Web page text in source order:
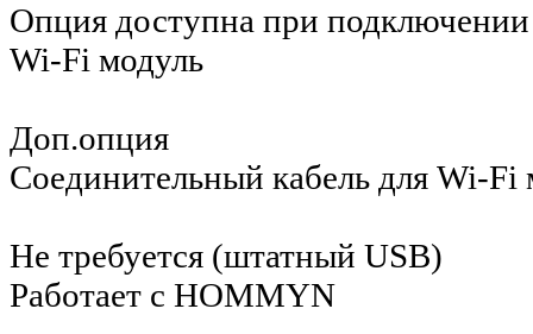
Опция доступна при
Wi-Fi модуль
Доп.опция
Соединительный кабель для Wi-Fi
Не требуется (штатный USB)
Работает с HOMMYN